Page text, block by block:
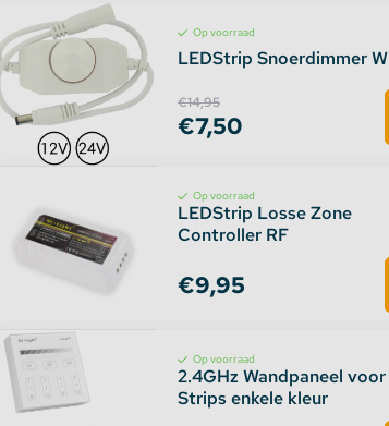
Op voorraad
LEDStrip Snoerdimmer
€14,95
€7,50
Op voorraad
LEDStrip Losse Zone
Controller RF
€9,95
Op voorraad
2.4GHz Wandpaneel voor
Strips enkele kleur